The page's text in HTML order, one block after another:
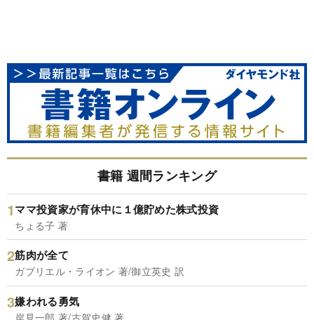
書籍 週間ランキング
ママ投資家が育休中に１億貯めた株式投資
ちょる子 著
筋肉が全て
ガブリエル・ライオン 著/御立英史 訳
嫌われる勇気
岸見一郎 著/古賀史健 著